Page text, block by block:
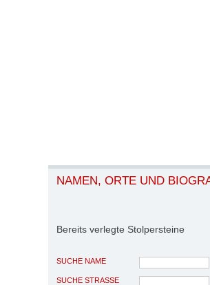
NAMEN, ORTE UND
Bereits verlegte Stolpersteine
SUCHE NAME
SUCHE STRASSE